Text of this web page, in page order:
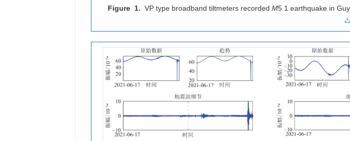
Figure 1. VP type broadband tiltmeters recorded M5.1 earthquake in